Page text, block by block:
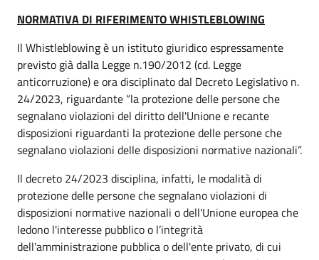
NORMATIVA DI RIFERIMENTO WHISTLEBLOWING
Il Whistleblowing è un istituto giuridico espressamente
previsto già dalla Legge n.190/2012 (cd. Legge
anticorruzione) e ora disciplinato dal Decreto Legislativo n.
24/2023, riguardante “la protezione delle persone che
segnalano violazioni del diritto dell'Unione e recante
disposizioni riguardanti la protezione delle persone che
segnalano violazioni delle disposizioni normative nazionali”.
Il decreto 24/2023 disciplina, infatti, le modalità di
protezione delle persone che segnalano violazioni di
disposizioni normative nazionali o dell'Unione europea che
ledono l'interesse pubblico o l’integrità
dell'amministrazione pubblica o dell'ente privato, di cui